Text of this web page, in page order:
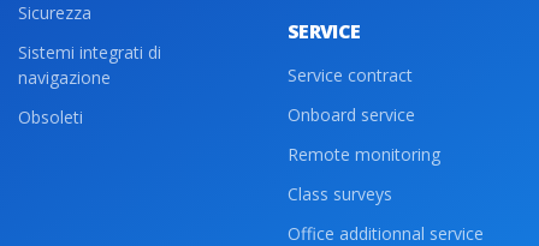
Sicurezza
Sistemi integrati di
navigazione
Obsoleti
SERVICE
Service contract
Onboard service
Remote monitoring
Class surveys
Office additionnal service